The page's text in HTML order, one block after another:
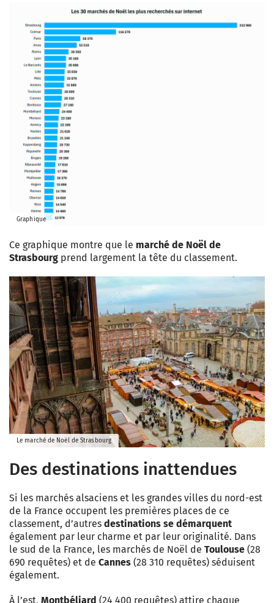
Graphique
Ce graphique montre que le marché de Noël de
Strasbourg prend largement la tête du classement.
Le marché de Noël de Strasbourg
Des destinations inattendues
Si les marchés alsaciens et les grandes villes du nord-est
de la France occupent les premières places de ce
classement, d’autres destinations se démarquent
également par leur charme et par leur originalité. Dans
le sud de la France, les marchés de Noël de Toulouse (28
690 requêtes) et de Cannes (28 310 requêtes) séduisent
également.
À l’est, Montbéliard (24 400 requêtes) attire chaque